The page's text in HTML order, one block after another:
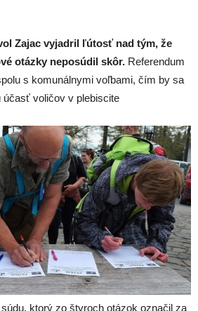
Zajac vyjadril ľútosť nad tým, že
otázky neposúdil skôr. Referendum
s komunálnymi voľbami, čím by sa
voličov v plebiscite
ktorý zo štyroch otázok označil za